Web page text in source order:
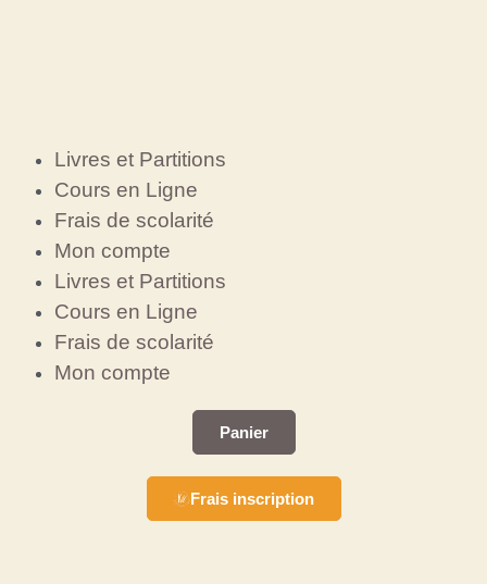
Livres et Partitions
Cours en Ligne
Frais de scolarité
Mon compte
Livres et Partitions
Cours en Ligne
Frais de scolarité
Mon compte
Panier
Frais inscription